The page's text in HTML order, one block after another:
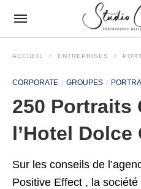
ACCUEIL ENTREPRISES
CORPORATE GROUPES
250 Portraits
l’Hotel
Sur les conseils de
Positive Effect , la société